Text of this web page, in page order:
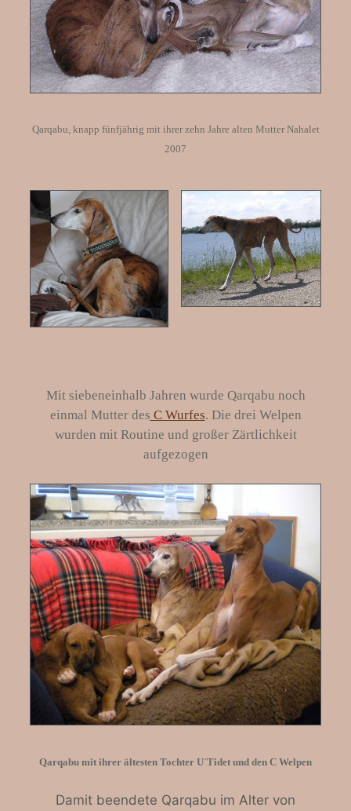
Qarqabu, knapp fünfjährig mit ihrer zehn Jahre alten Mutter Nahalet
2007
Mit siebeneinhalb Jahren wurde Qarqabu noch
einmal Mutter des C Wurfes. Die drei Welpen
wurden mit Routine und großer Zärtlichkeit
aufgezogen
Qarqabu mit ihrer ältesten Tochter U´Tidet und den C Welpen
Damit beendete Qarqabu im Alter von